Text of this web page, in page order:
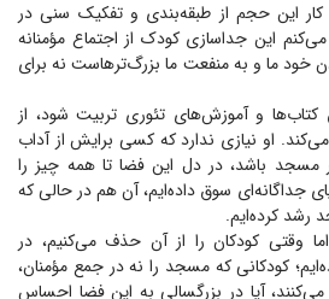
این حجم از طبقه‌بندی و تفکیک سنی در
این جداسازی کودک از اجتماع مؤمنانه
خود ما و به منفعت ما بزرگ‌تر‌هاست نه برای
و آموزش‌های تئوری تربیت شود، از
او نیازی ندارد که کسی برایش از آداب
باشد، در دل این فضا تا همه چیز را
جداگانه‌ای سوق داده‌ایم، آن هم در حالی که
کرده‌ایم.
وقتی کودکان را از آن حذف می‌کنیم، در
کودکانی که مسجد را نه در جمع مؤمنان،
می‌کنند، آیا در بزرگسالی به این فضا احساس